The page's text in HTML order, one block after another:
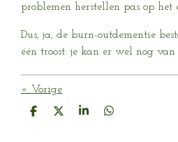
problemen herstellen pas op
Dus, ja, de burn-outdementie
één troost: je kan er wel nog van
« Vorige
D
D
S
D